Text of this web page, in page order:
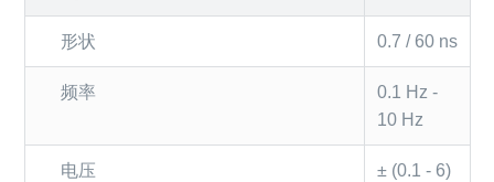
形状 0.7 / 60 ns
频率
0.1 Hz -
10 Hz
电压
± (0.1 - 6)